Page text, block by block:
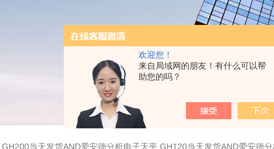
欢迎您！
来自局域网的朋友！有什么可以帮
助您的吗？
GH200当天发货AND爱安德分析电子天平 GH120当天发货AND爱安德分析